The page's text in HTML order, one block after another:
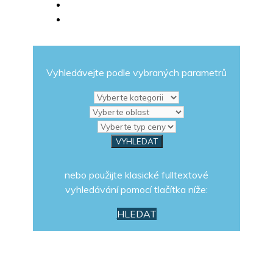
Vyhledávejte podle vybraných parametrů
nebo použijte klasické fulltextové
vyhledávání pomocí tlačítka níže:
HLEDAT